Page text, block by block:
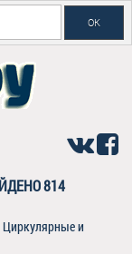
814
Циркулярные и